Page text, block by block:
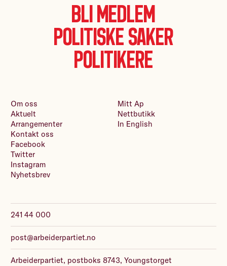
Bli medlem
Politiske saker
Politikere
Om oss
Aktuelt
Arrangementer
Kontakt oss
Mitt Ap
Nettbutikk
In English
241 44 000
post@arbeiderpartiet.no
Arbeiderpartiet, postboks 8743, Youngstorget
Facebook
Twitter
Instagram
Nyhetsbrev